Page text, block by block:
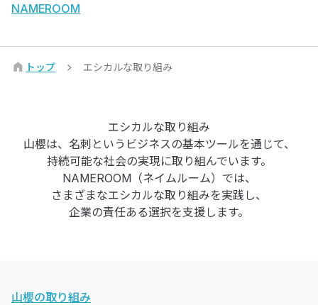
NAMEROOM
トップ エシカルな取り組み
エシカルな取り組み
山櫻は、名刺というビジネスの基本ツールを通じて、
持続可能な社会の実現に取り組んでいます。
NAMEROOM（ネイムルーム）では、
さまざまなエシカルな取り組みを実践し、
企業の責任ある選択を支援します。
山櫻の取り組み